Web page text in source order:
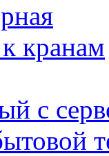
кранам
с